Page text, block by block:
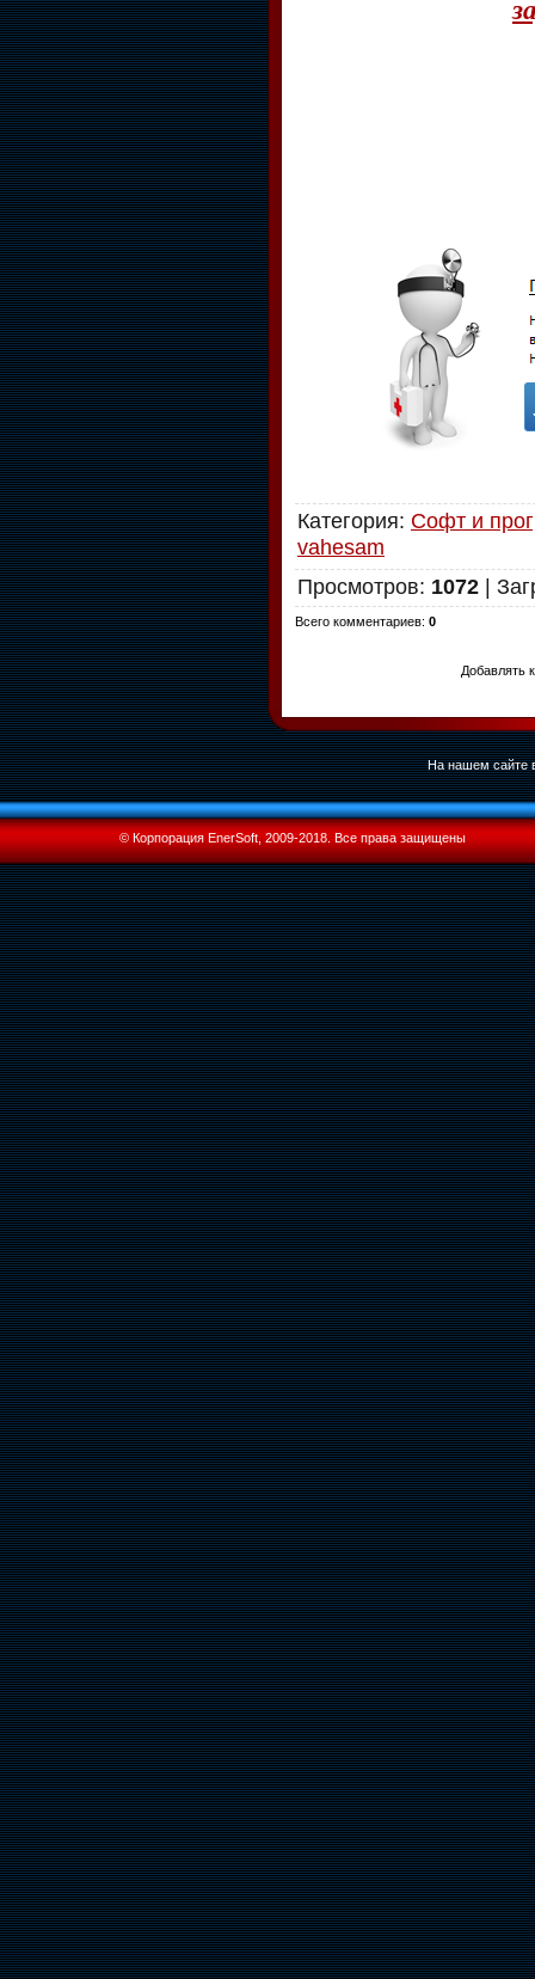
Категория: Софт и
vahesam
Просмотров: 1072 |
Всего комментариев: 0
Добавлять
На нашем сайте
© Корпорация EnerSoft, 2009-2018. Все права защищены